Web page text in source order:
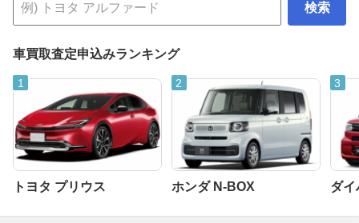
検索
車買取査定申込みランキング
トヨタ プリウス ホンダ N-BOX ダイ